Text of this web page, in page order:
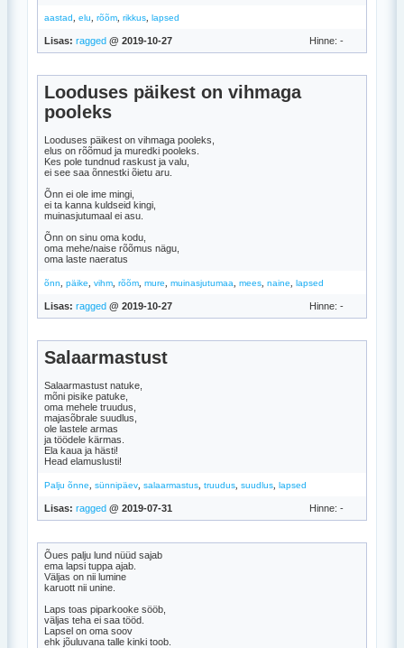
aastad elu rõõm rikkus lapsed
Lisas: ragged @ 2019-10-27 Hinne: -
Looduses päikest on vihmaga
pooleks
Looduses päikest on vihmaga pooleks,
elus on rõõmud ja muredki pooleks.
Kes pole tundnud raskust ja valu,
ei see saa õnnestki õietu aru.
Õnn ei ole ime mingi,
ei ta kanna kuldseid kingi,
muinasjutumaal ei asu.
Õnn on sinu oma kodu,
oma mehe/naise rõõmus nägu,
oma laste naeratus
õnn päike vihm rõõm mure muinasjutumaa mees naine lapsed
Lisas: ragged @ 2019-10-27 Hinne: -
Salaarmastust
Salaarmastust natuke,
mõni pisike patuke,
oma mehele truudus,
majasõbrale suudlus,
ole lastele armas
ja töödele kärmas.
Ela kaua ja hästi!
Head elamuslusti!
Palju õnne sünnipäev salaarmastus truudus suudlus lapsed
Lisas: ragged @ 2019-07-31 Hinne: -
Õues palju lund nüüd sajab
ema lapsi tuppa ajab.
Väljas on nii lumine
karuott nii unine.
Laps toas piparkooke sööb,
väljas teha ei saa tööd.
Lapsel on oma soov
ehk jõuluvana talle kinki toob.